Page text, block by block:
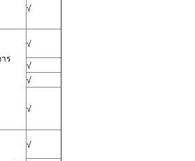
√
ร
√
√
√
√
√